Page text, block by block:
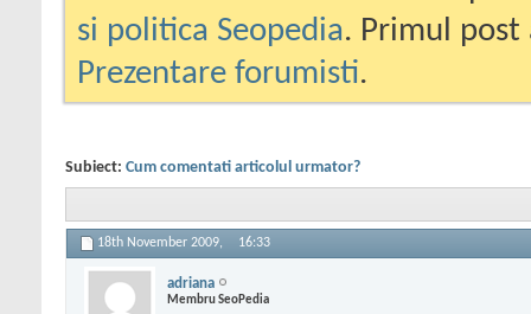
si politica Seopedia. Primul
Prezentare forumisti.
Subiect: Cum comentati articolul urmator?
18th November 2009, 16:33
adriana
Membru SeoPedia